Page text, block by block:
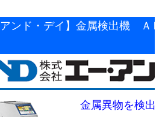
アンド・デイ】金属検出機 ＡＤ
金属異物を検出